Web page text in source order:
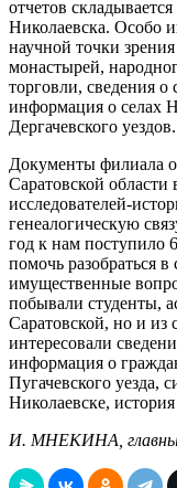
отчетов
Николаевска. Особо
научной точки
монастырей,
торговли, сведения о
информация о селах
Дергачевского уездов.
Документы филиала
Саратовской
исследователей-
генеалогическую
год к нам поступило
помочь разобраться
имущественные
побывали студенты,
Саратовской, но и из
интересовали
информация о
Пугачевского уезда,
Николаевске,
И. МНЕКИНА,